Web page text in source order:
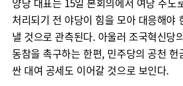
처리되기 전 야당이 힘을 모아 대응해야
낼 것으로 관측된다. 아울러 조국혁신당
동참을 촉구하는 한편, 민주당의 공천 헌
싼 대여 공세도 이어갈 것으로 보인다.